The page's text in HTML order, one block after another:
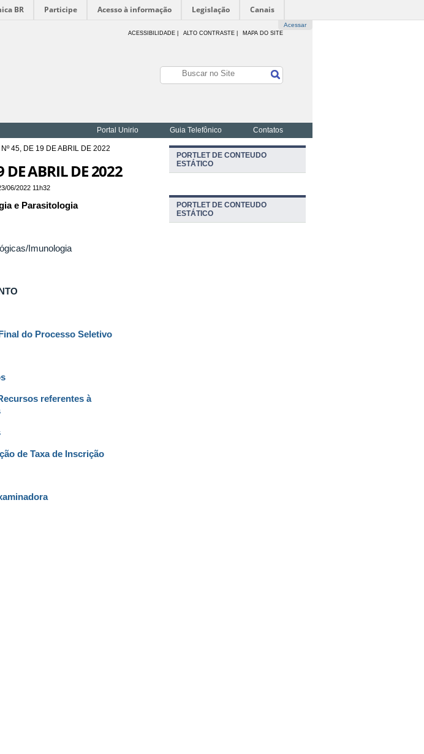
BR Participe Acesso à informação Legislação Canais
Acessar
ACESSIBILIDADE ALTO CONTRASTE | MAPA DO SITE
Portal Unirio Guia Telefônico Contatos
Nº 45, DE 19 DE ABRIL DE 2022
DE ABRIL DE 2022
06/2022 11h32
e Parasitologia
Imunologia
do Processo Seletivo
referentes à
de Taxa de Inscrição
PORTLET DE CONTEUDO
ESTÁTICO
PORTLET DE CONTEUDO
ESTÁTICO